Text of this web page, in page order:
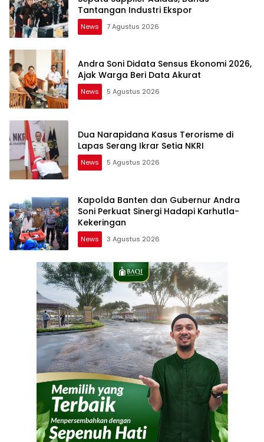
Tantangan Industri Ekspor
News 7 Agustus 2026
Andra Soni Didata Sensus Ekonomi 2026,
Ajak Warga Beri Data Akurat
News 5 Agustus 2026
Dua Narapidana Kasus Terorisme di
Lapas Serang Ikrar Setia NKRI
News 5 Agustus 2026
Kapolda Banten dan Gubernur Andra
Soni Perkuat Sinergi Hadapi Karhutla-
Kekeringan
News 3 Agustus 2026